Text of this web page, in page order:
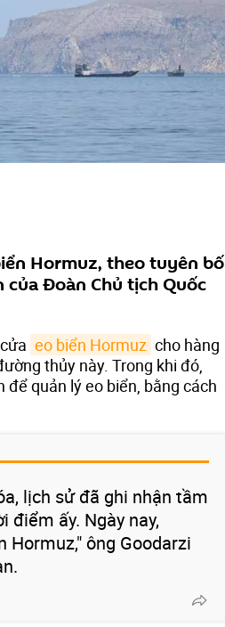
Hormuz, theo tuyên bố
Đoàn Chủ tịch Quốc
eo biển Hormuz cho hàng
thủy này. Trong khi đó,
quản lý eo biển, bằng cách
lịch sử đã ghi nhận tầm
điểm ấy. Ngày nay,
Hormuz," ông Goodarzi